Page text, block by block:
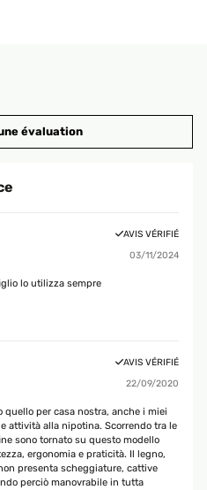
évaluation
AVIS VÉRIFIÉ
03/11/2024
lo utilizza sempre
AVIS VÉRIFIÉ
22/09/2020
quello per casa nostra, anche i miei
attività alla nipotina. Scorrendo tra le
sono tornato su questo modello
ergonomia e praticità. Il legno,
presenta scheggiature, cattive
perciò manovrabile in tutta